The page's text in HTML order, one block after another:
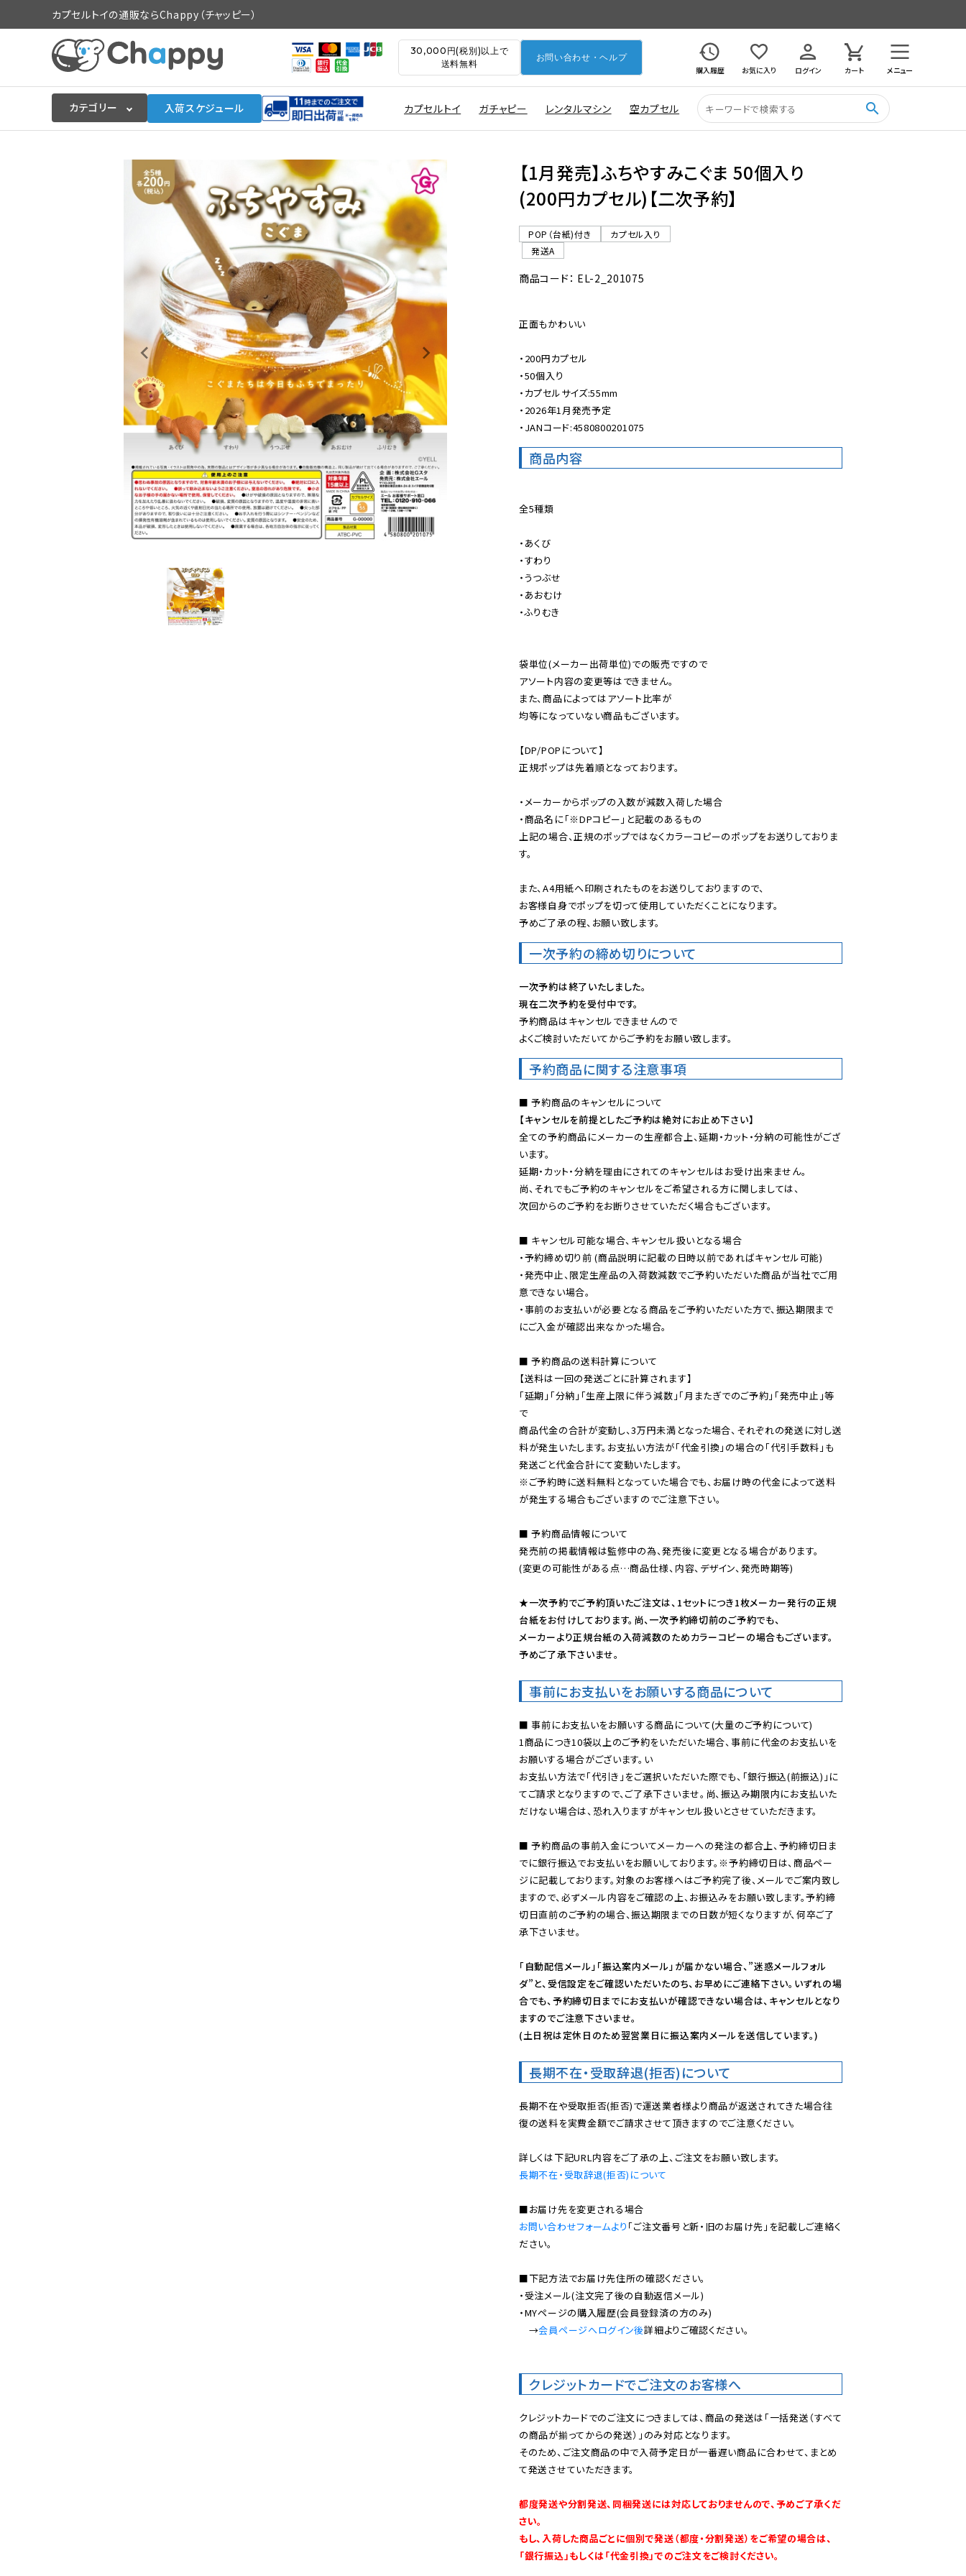
カプセルトイの通販ならChappy（チャッピー）
30,000円(税別)以上で
送料無料
お問い合わせ・ヘルプ
購入履歴
お気に入り ログイン カート メニュー
カテゴリー 入荷スケジュール カプセルトイ ガチャピー レンタルマシン 空カプセル search
入荷スケジュールをチェック
販促用カプセルトイ
よくあるご質問
ご利用ガイド
06-6282-7659
【1月発売】ふちやすみこぐま 50個入り
(200円カプセル)【二次予約】
POP（台紙)付き
カプセル入り
発送A
商品コード： EL-2_201075
正面もかわいい
・200円カプセル
・50個入り
・カプセルサイズ:55mm
・2026年1月発売予定
・JANコード:4580800201075
商品内容
全5種類
・あくび
・すわり
・うつぶせ
・あおむけ
・ふりむき
袋単位(メーカー出荷単位)での販売ですので
アソート内容の変更等はできません。
また、商品によってはアソート比率が
均等になっていない商品もございます。
【DP/POPについて】
正規ポップは先着順となっております。
・メーカーからポップの入数が減数入荷した場合
・商品名に「※DPコピー」と記載のあるもの
上記の場合、正規のポップではなくカラーコピーのポップをお送りしておりま
す。
また、A4用紙へ印刷されたものをお送りしておりますので、
お客様自身でポップを切って使用していただくことになります。
予めご了承の程、お願い致します。
一次予約の締め切りについて
一次予約は終了いたしました。
現在二次予約を受付中です。
予約商品はキャンセルできませんので
よくご検討いただいてからご予約をお願い致します。
予約商品に関する注意事項
【キャンセルを前提としたご予約は絶対にお止め下さい】
全ての予約商品にメーカーの生産都合上、延期・カット・分納の可能性がござ
います。
延期・カット・分納を理由にされてのキャンセルはお受け出来ません。
尚、それでもご予約のキャンセルをご希望される方に関しましては、
次回からのご予約をお断りさせていただく場合もございます。
■ キャンセル可能な場合、キャンセル扱いとなる場合
・予約締め切り前 (商品説明に記載の日時以前であればキャンセル可能)
・発売中止、限定生産品の入荷数減数でご予約いただいた商品が当社でご用
意できない場合。
・事前のお支払いが必要となる商品をご予約いただいた方で、振込期限まで
にご入金が確認出来なかった場合。
■ 予約商品の送料計算について
【送料は一回の発送ごとに計算されます】
「延期」「分納」「生産上限に伴う減数」「月またぎでのご予約」「発売中止」等
で
商品代金の合計が変動し、3万円未満となった場合、それぞれの発送に対し送
料が発生いたします。お支払い方法が「代金引換」の場合の「代引手数料」も
※ご予約時に送料無料となっていた場合でも、お届け時の代金によって送料
が発生する場合もございますのでご注意下さい。
■ 予約商品情報について
発売前の掲載情報は監修中の為、発売後に変更となる場合があります。
(変更の可能性がある点…商品仕様、内容、デザイン、発売時期等)
★一次予約でご予約頂いたご注文は、1セットにつき1枚メーカー発行の正規
台紙をお付けしております。尚、一次予約締切前のご予約でも、
メーカーより正規台紙の入荷減数のためカラーコピーの場合もございます。
予めご了承下さいませ。
事前にお支払いをお願いする商品について
■ 事前にお支払いをお願いする商品について(大量のご予約について)
1商品につき10袋以上のご予約をいただいた場合、事前に代金のお支払いを
お願いする場合がございます。い
お支払い方法で「代引き」をご選択いただいた際でも、「銀行振込(前振込)」に
てご請求となりますので、ご了承下さいませ。尚、振込み期限内にお支払いた
だけない場合は、恐れ入りますがキャンセル扱いとさせていただきます。
■ 予約商品の事前入金についてメーカーへの発注の都合上、予約締切日ま
でに銀行振込でお支払いをお願いしております。※予約締切日は、商品ペー
ジに記載しております。対象のお客様へはご予約完了後、メールでご案内致し
ますので、必ずメール内容をご確認の上、お振込みをお願い致します。予約締
切日直前のご予約の場合、振込期限までの日数が短くなりますが、何卒ご了
承下さいませ。
「自動配信メール」「振込案内メール」が届かない場合、”迷惑メールフォル
ダ”と、受信設定をご確認いただいたのち、お早めにご連絡下さい。いずれの場
合でも、予約締切日までにお支払いが確認できない場合は、キャンセルとなり
ますのでご注意下さいませ。
(土日祝は定休日のため翌営業日に振込案内メールを送信しています。)
長期不在・受取辞退(拒否)について
長期不在や受取拒否(拒否)で運送業者様より商品が返送されてきた場合往
復の送料を実費金額でご請求させて頂きますのでご注意ください。
長期不在・受取辞退(拒否)について
お問い合わせフォームより 「ご注文番号と新・旧のお届け先」を記載しご連絡く
ださい。
■下記方法でお届け先住所の確認ください。
・受注メール(注文完了後の自動返信メール)
・MYページの購入履歴(会員登録済の方のみ)
→会員ページへログイン後詳細よりご確認ください。
クレジットカードでご注文のお客様へ
クレジットカードでのご注文につきましては、商品の発送は「一括発送（すべて
の商品が揃ってからの発送）」のみ対応となります。
そのため、ご注文商品の中で入荷予定日が一番遅い商品に合わせて、まとめ
て発送させていただきます。
都度発送や分割発送、同梱発送には対応しておりませんので、予めご了承くだ
さい。
もし、入荷した商品ごとに個別で発送（都度・分割発送）をご希望の場合は、
「銀行振込」もしくは「代金引換」でのご注文をご検討ください。